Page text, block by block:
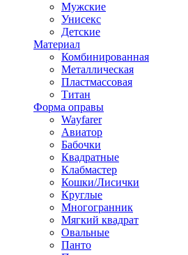
Мужские
Унисекс
Детские
Материал
Комбинированная
Металлическая
Пластмассовая
Титан
Форма оправы
Wayfarer
Авиатор
Бабочки
Квадратные
Клабмастер
Кошки/Лисички
Круглые
Многогранник
Мягкий квадрат
Овальные
Панто